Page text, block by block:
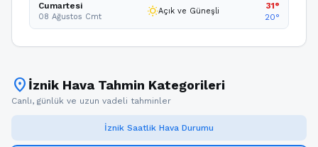
Cumartesi
08 Ağustos Cmt wb_sunnyAçık ve Güneşli
31°
20°
location_on İznik Hava Tahmin Kategorileri
Canlı, günlük ve uzun vadeli tahminler
İznik Saatlik Hava Durumu